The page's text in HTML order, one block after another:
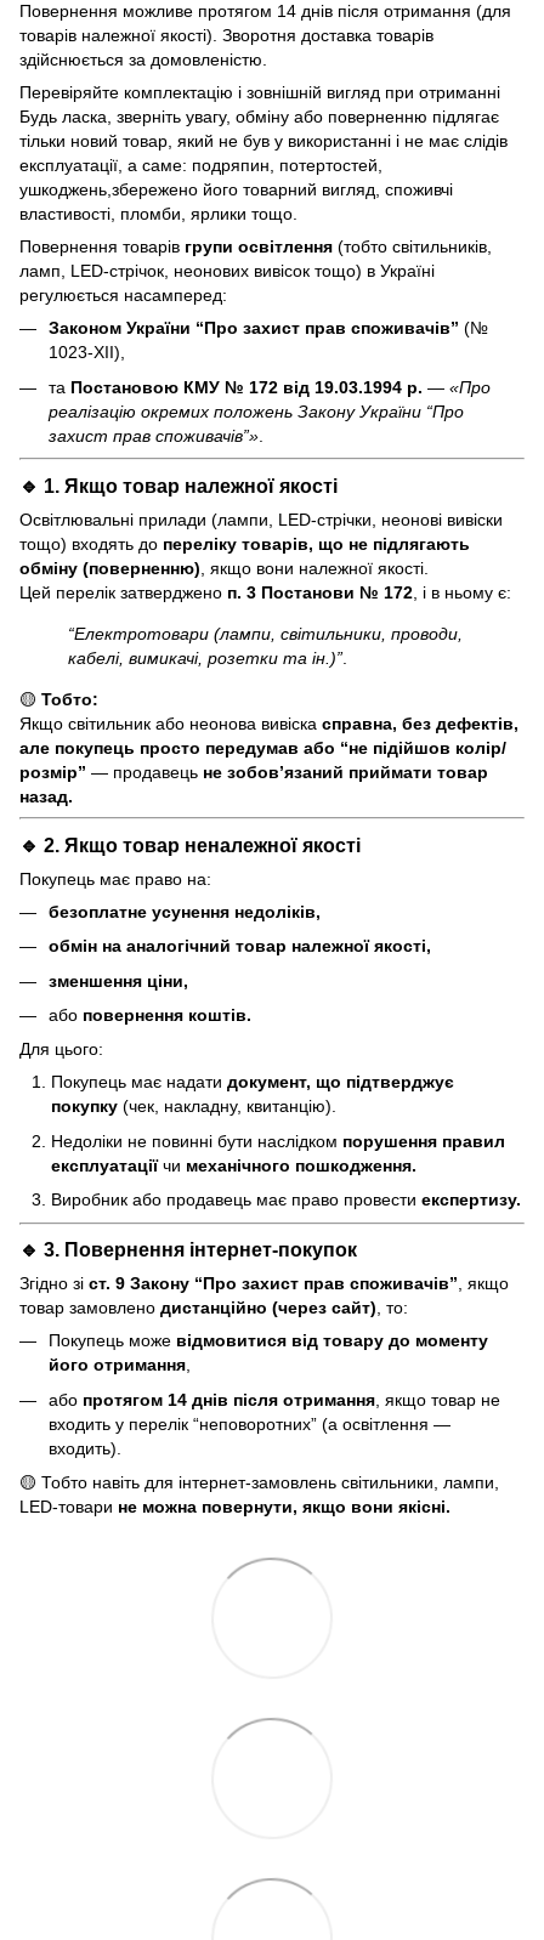
Повернення можливе протягом 14 днів після отримання (для
товарів належної якості). Зворотня доставка товарів
здійснюється за домовленістю.
Перевіряйте комплектацію і зовнішній вигляд при отриманні
Будь ласка, зверніть увагу, обміну або поверненню підлягає
тільки новий товар, який не був у використанні і не має слідів
експлуатації, а саме: подряпин, потертостей,
ушкоджень,збережено його товарний вигляд, споживчі
властивості, пломби, ярлики тощо.
Повернення товарів групи освітлення (тобто світильників,
ламп, LED-стрічок, неонових вивісок тощо) в Україні
регулюється насамперед:
Законом України “Про захист прав споживачів” (№
1023-XII),
та Постановою КМУ № 172 від 19.03.1994 р. — «Про
реалізацію окремих положень Закону України “Про
захист прав споживачів”»
🔹 1. Якщо товар належної якості
Освітлювальні прилади (лампи, LED-стрічки, неонові вивіски
тощо) входять до переліку товарів, що не підлягають
обміну (поверненню) , якщо вони належної якості.
Цей перелік затверджено п. 3 Постанови № 172 , і в ньому є:
“Електротовари (лампи, світильники, проводи,
кабелі, вимикачі, розетки та ін.)”
🟡 Тобто:
Якщо світильник або неонова вивіска справна, без дефектів,
але покупець просто передумав або “не підійшов колір/
розмір” — продавець не зобов’язаний приймати товар
назад.
🔹 2. Якщо товар неналежної якості
Покупець має право на:
безоплатне усунення недоліків,
обмін на аналогічний товар належної якості,
зменшення ціни,
або повернення коштів.
Для цього:
Покупець має надати документ, що підтверджує
покупку (чек, накладну, квитанцію).
Недоліки не повинні бути наслідком порушення правил
експлуатаціїчи механічного пошкодження.
Виробник або продавець має право провести експертизу.
🔹 3. Повернення інтернет-покупок
Згідно зі ст. 9 Закону “Про захист прав споживачів”, якщо
товар замовлено дистанційно (через сайт), то:
Покупець може відмовитися від товару до моменту
його отримання,
або протягом 14 днів після отримання , якщо товар не
входить у перелік “неповоротних” (а освітлення —
входить).
🟡 Тобто навіть для інтернет-замовлень світильники, лампи,
LED-товари не можна повернути, якщо вони якісні.